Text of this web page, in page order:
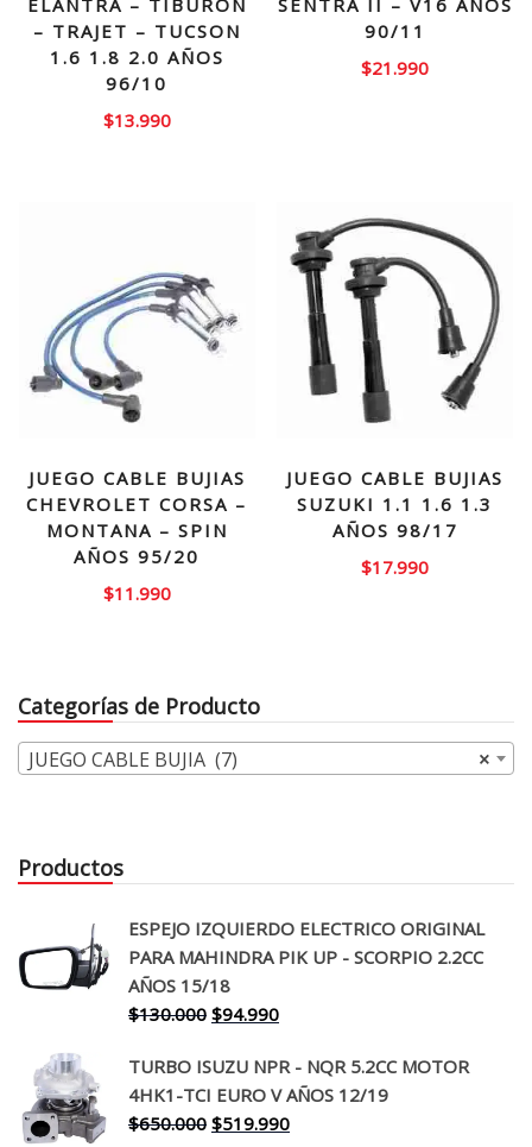
ELANTRA – TIBURON
– TRAJET – TUCSON
1.6 1.8 2.0 AÑOS
96/10
$13.990
SENTRA II – V16 AÑOS
90/11
$21.990
JUEGO CABLE BUJIAS
CHEVROLET CORSA –
MONTANA – SPIN
AÑOS 95/20
$11.990
JUEGO CABLE BUJIAS
SUZUKI 1.1 1.6 1.3
AÑOS 98/17
$17.990
Categorías de Producto
×
JUEGO CABLE BUJIA (7)
Productos
ESPEJO IZQUIERDO ELECTRICO ORIGINAL
PARA MAHINDRA PIK UP - SCORPIO 2.2CC
AÑOS 15/18
$130.000 El
original
era:
$130.000.
$94.990El
actual
es:
$94.990.
TURBO ISUZU NPR - NQR 5.2CC MOTOR
4HK1-TCI EURO V AÑOS 12/19
$650.000 El
$519.990El